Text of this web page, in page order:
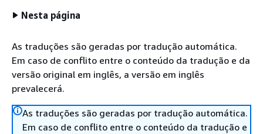
Nesta página
As traduções são geradas por tradução automática.
Em caso de conflito entre o conteúdo da tradução e da
versão original em inglês, a versão em inglês
prevalecerá.
As traduções são geradas por tradução automática.
Em caso de conflito entre o conteúdo da tradução e